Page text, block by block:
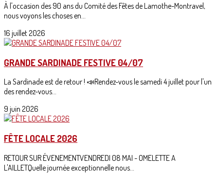
À l'occasion des 90 ans du Comité des Fêtes de Lamothe-Montravel,
nous voyons les choses en...
16 juillet 2026
GRANDE SARDINADE FESTIVE 04/07
La Sardinade est de retour ! 📣Rendez-vous le samedi 4 juillet pour l'un
des rendez-vous...
9 juin 2026
FÊTE LOCALE 2026
RETOUR SUR ÉVENEMENTVENDREDI 08 MAI - OMELETTE A
L'AILLETQuelle journée exceptionnelle nous...